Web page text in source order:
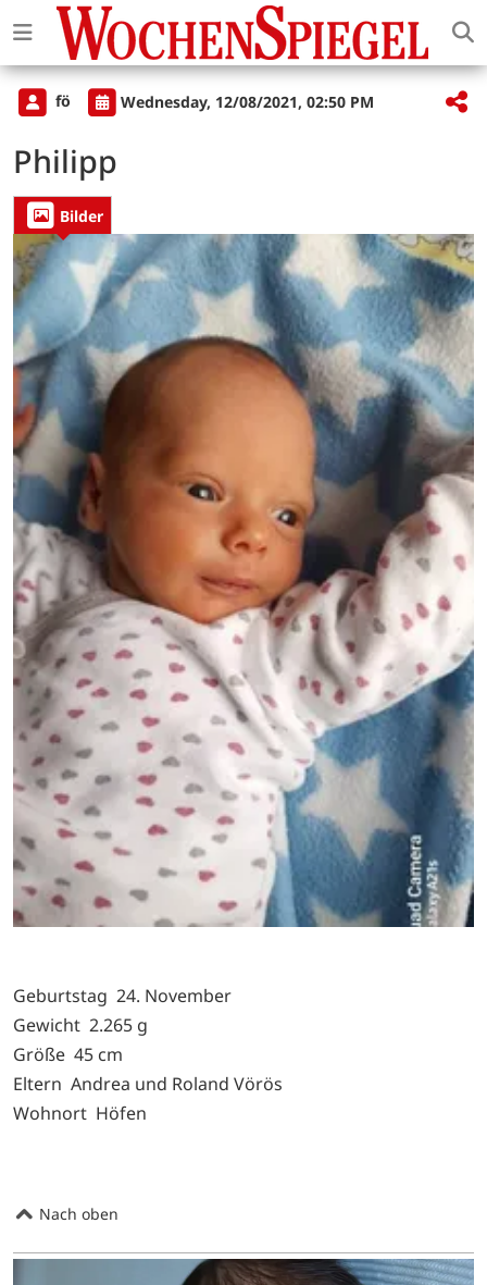
fö Wednesday, 12/08/2021, 02:50 PM
Philipp
Bilder
Geburtstag 24. November
Gewicht 2.265 g
Größe 45 cm
Eltern Andrea und Roland Vörös
Wohnort Höfen
Nach oben